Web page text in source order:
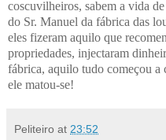
coscuvilheiros, sabem a vida
do Sr. Manuel da fábrica das
eles fizeram aquilo que
propriedades, injectaram
fábrica, aquilo tudo começou
ele matou-se!
Peliteiro at 23:52